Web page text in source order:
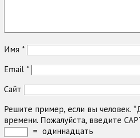
Имя *
Email *
Сайт
Решите пример, если вы человек. *
времени. Пожалуйста, введите
= одиннадцать